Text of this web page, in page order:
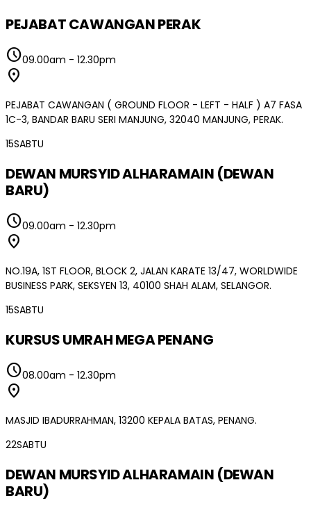
PEJABAT CAWANGAN PERAK
schedule09.00am - 12.30pm
location_on
PEJABAT CAWANGAN ( GROUND FLOOR - LEFT - HALF ) A7 FASA
1C-3, BANDAR BARU SERI MANJUNG, 32040 MANJUNG, PERAK.
15SABTU
DEWAN MURSYID ALHARAMAIN (DEWAN
BARU)
schedule09.00am - 12.30pm
location_on
NO.19A, 1ST FLOOR, BLOCK 2, JALAN KARATE 13/47, WORLDWIDE
BUSINESS PARK, SEKSYEN 13, 40100 SHAH ALAM, SELANGOR.
15SABTU
KURSUS UMRAH MEGA PENANG
schedule08.00am - 12.30pm
location_on
MASJID IBADURRAHMAN, 13200 KEPALA BATAS, PENANG.
22SABTU
DEWAN MURSYID ALHARAMAIN (DEWAN
BARU)